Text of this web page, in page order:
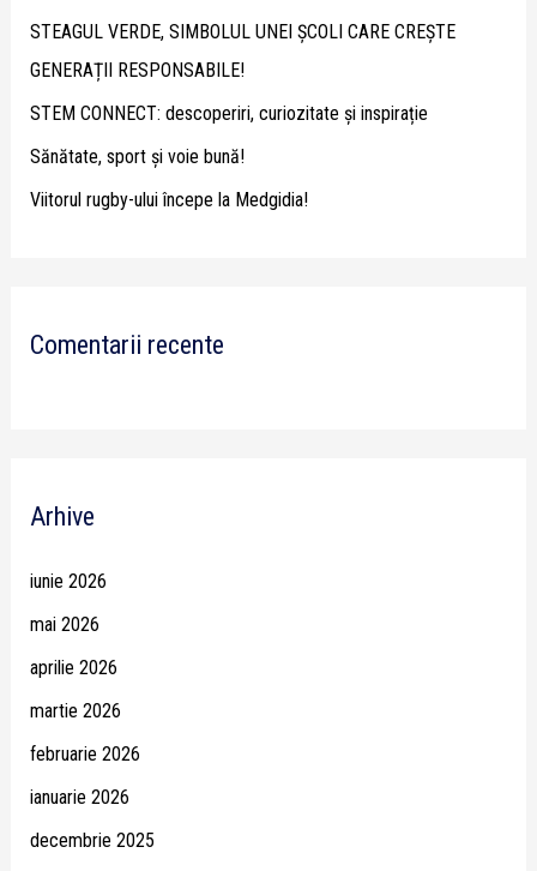
o
r
:
STEAGUL VERDE, SIMBOLUL UNEI ȘCOLI CARE CREȘTE
GENERAȚII RESPONSABILE!
STEM CONNECT: descoperiri, curiozitate și inspirație
Sănătate, sport și voie bună!
Viitorul rugby-ului începe la Medgidia!
Comentarii recente
Arhive
iunie 2026
mai 2026
aprilie 2026
martie 2026
februarie 2026
ianuarie 2026
decembrie 2025